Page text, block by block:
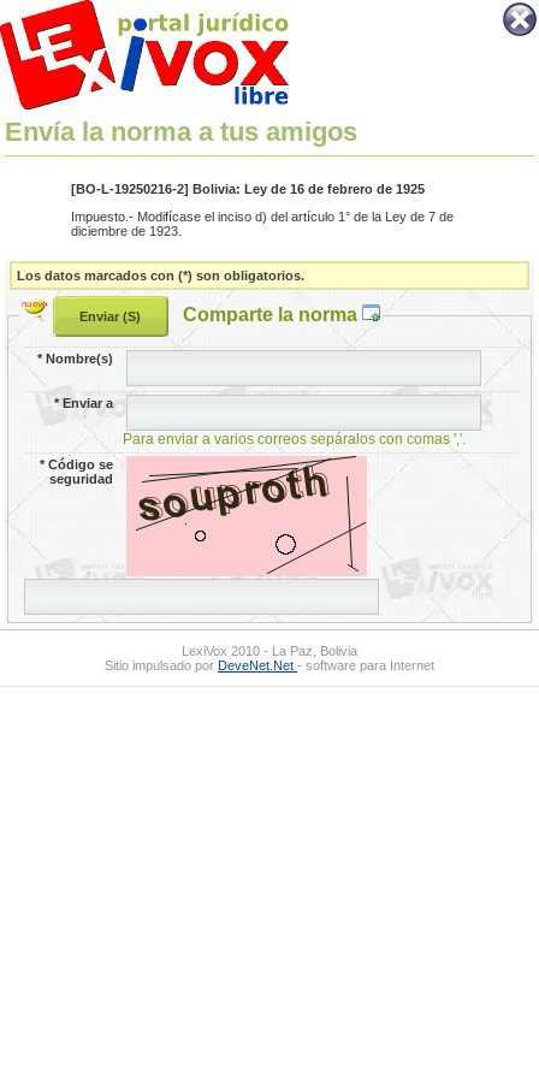
Envía la norma a tus amigos
[BO-L-19250216-2] Bolivia: Ley de 16 de febrero de 1925
Impuesto.- Modifícase el inciso d) del artículo 1° de la Ley de 7 de
diciembre de 1923.
Los datos marcados con (*) son obligatorios.
Comparte la norma
*Nombre(s)
*Enviar a
Para enviar a varios correos sepáralos con comas ','.
*Código se
seguridad
LexiVox 2010 - La Paz, Bolivia
Sitio impulsado por DeveNet.Net - software para Internet